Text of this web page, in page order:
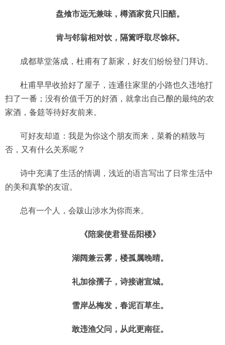
盘飧市远无兼味，樽酒家贫只旧醅。
肯与邻翁相对饮，隔篱呼取尽馀杯。
成都草堂落成，杜甫有了新家，好友们纷纷登门拜访。
杜甫早早收拾好了屋子，连通往家里的小路也久违地打
扫了一番；没有价值千万的好酒，就拿出自己酿的最纯的农
家酒，备筵等待好友前来。
可好友却道：我是为你这个朋友而来，菜肴的精致与
否，又有什么关系呢？
诗中充满了生活的情调，浅近的语言写出了日常生活中
的美和真挚的友谊。
总有一个人，会跋山涉水为你而来。
《陪裴使君登岳阳楼》
湖阔兼云雾，楼孤属晚晴。
礼加徐孺子，诗接谢宣城。
雪岸丛梅发，春泥百草生。
敢违渔父问，从此更南征。